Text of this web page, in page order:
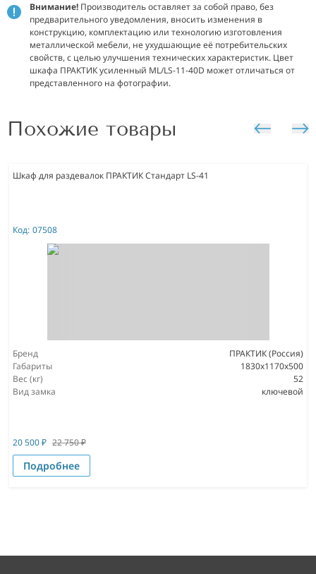
Внимание! Производитель оставляет за собой право, без
предварительного уведомления, вносить изменения в
конструкцию, комплектацию или технологию изготовления
металлической мебели, не ухудшающие её потребительских
свойств, с целью улучшения технических характеристик. Цвет
шкафа ПРАКТИК усиленный ML/LS-11-40D может отличаться от
представленного на фотографии.
Похожие товары
Шкаф для раздевалок ПРАКТИК Стандарт LS-41
Код: 07508
Бренд
ПРАКТИК (Россия)
Габариты
1830x1170x500
Вес (кг)
52
Вид замка
ключевой
20 500₽ 22 750₽
Подробнее